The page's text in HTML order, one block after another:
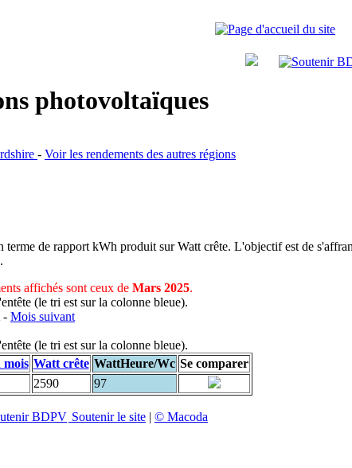
photovoltaïques
- Voir les rendements des autres régions
terme de rapport kWh produit sur Watt crête. L'objectif est de
affichés sont ceux de Mars 2025.
(le tri est sur la colonne bleue).
- Mois suivant
(le tri est sur la colonne bleue).
Watt crête WattHeure/Wc Se comparer
2590 97
Soutenir le site | © Macoda